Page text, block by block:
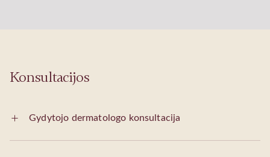
Konsultacijos
Gydytojo dermatologo konsultacija